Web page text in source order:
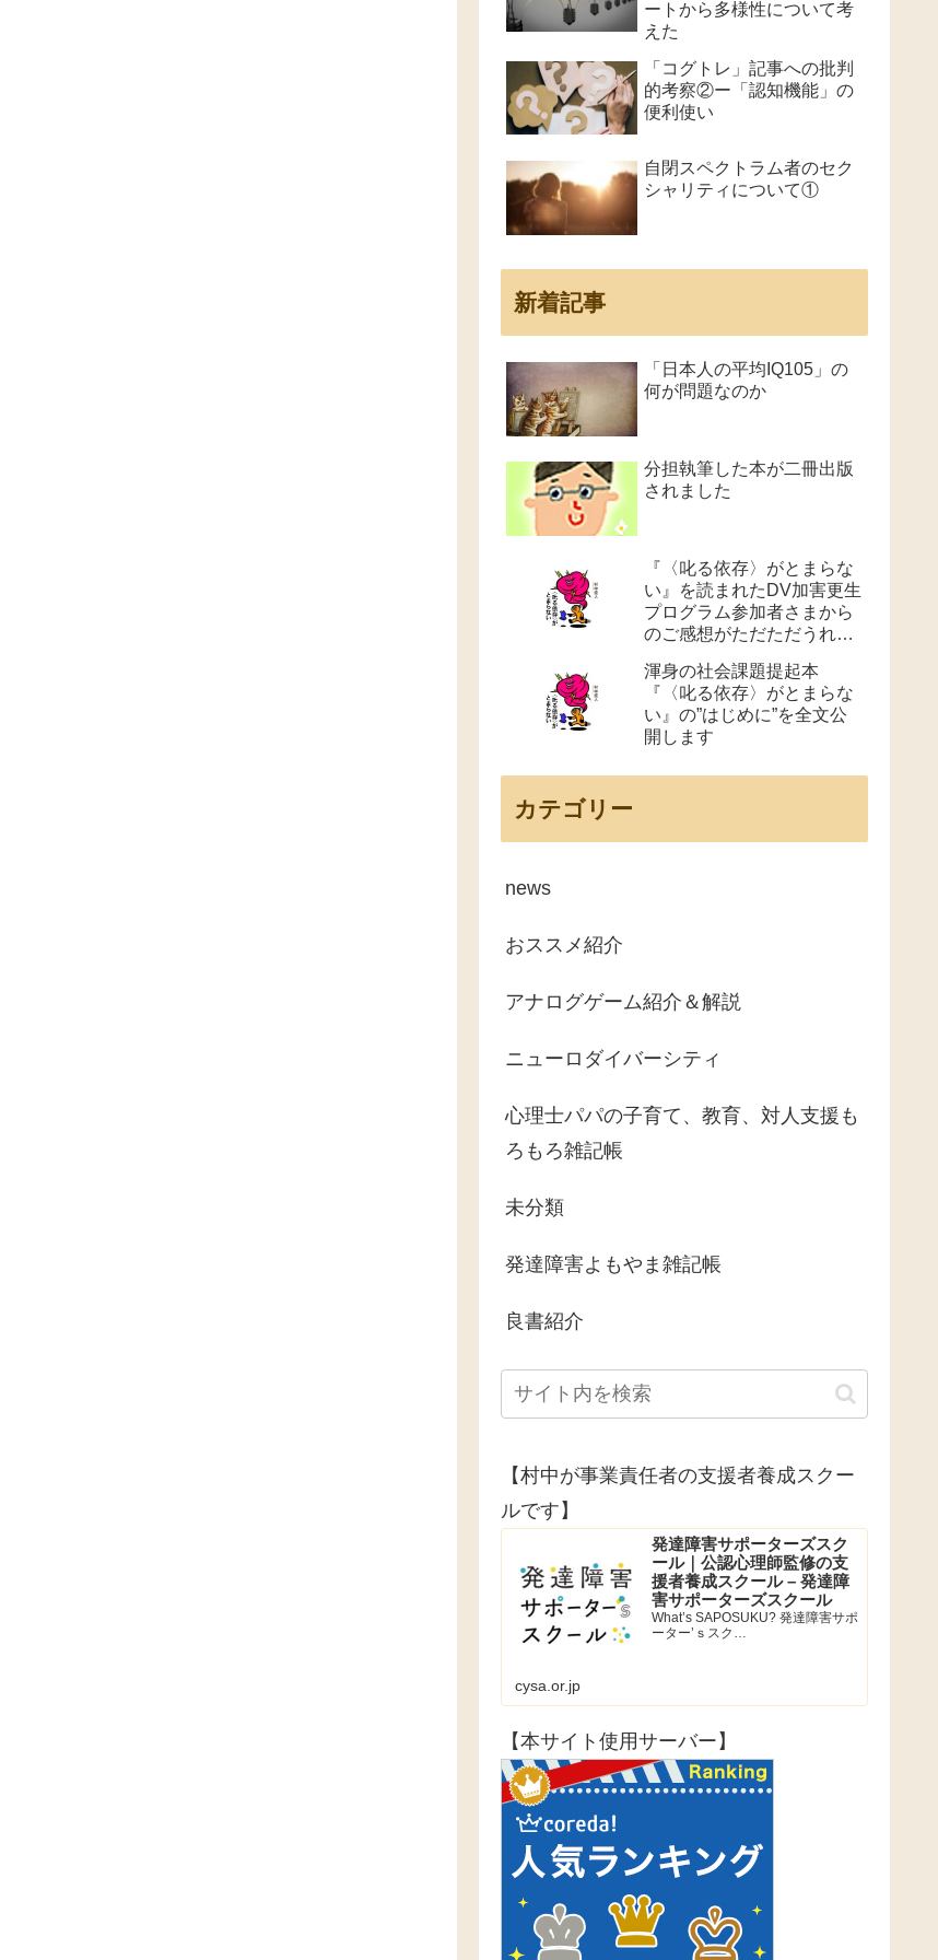
ートから多様性について考
えた
「コグトレ」記事への批判
的考察②ー「認知機能」の
便利使い
自閉スペクトラム者のセク
シャリティについて①
新着記事
「日本人の平均IQ105」の
何が問題なのか
分担執筆した本が二冊出版
されました
『〈叱る依存〉がとまらな
い』を読まれたDV加害更生
プログラム参加者さまから
のご感想がただただうれし
渾身の社会課題提起本
『〈叱る依存〉がとまらな
い』の”はじめに”を全文公
開します
カテゴリー
news
おススメ紹介
アナログゲーム紹介＆解説
ニューロダイバーシティ
心理士パパの子育て、教育、対人支援も
ろもろ雑記帳
未分類
発達障害よもやま雑記帳
良書紹介
【村中が事業責任者の支援者養成スクー
ルです】
発達障害サポーターズスク
ール｜公認心理師監修の支
援者養成スクール – 発達障
害サポーターズスクール
What’s SAPOSUKU? 発達障害サポ
ーター’ｓスク…
cysa.or.jp
【本サイト使用サーバー】